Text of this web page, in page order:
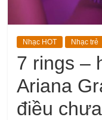
Nhạc HOT Nhạc trẻ
7 rings –
Ariana
điều